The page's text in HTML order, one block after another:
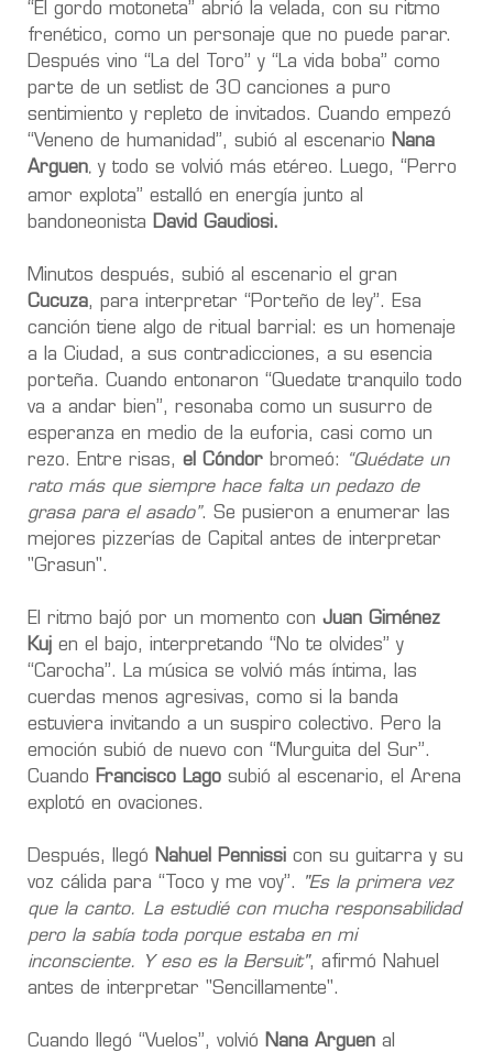
“El gordo motoneta” abrió la velada, con su ritmo
frenético, como un personaje que no puede parar.
Después vino “La del Toro” y “La vida boba” como
parte de un setlist de 30 canciones a puro
sentimiento y repleto de invitados. Cuando empezó
“Veneno de humanidad”, subió al escenario
Nana
Arguen, y todo se volvió más etéreo. Luego, “Perro
amor explota” estalló en energía junto al
bandoneonista David Gaudiosi.
Minutos después, subió al escenario el gran
Cucuza, para interpretar “Porteño de ley”. Esa
canción tiene algo de ritual barrial: es un homenaje
a la Ciudad, a sus contradicciones, a su esencia
porteña. Cuando entonaron “Quedate tranquilo todo
va a andar bien”, resonaba como un susurro de
esperanza en medio de la euforia, casi como un
rezo. Entre risas, el Cóndor bromeó:
“Quédate un
rato más que siempre hace falta un pedazo de
grasa para el asado”. Se pusieron a enumerar las
mejores pizzerías de Capital antes de interpretar
"Grasun".
El ritmo bajó por un momento con Juan Giménez
Kuj en el bajo, interpretando “No te olvides” y
“Carocha”. La música se volvió más íntima, las
cuerdas menos agresivas, como si la banda
estuviera invitando a un suspiro colectivo. Pero la
emoción subió de nuevo con “Murguita del Sur”.
Cuando Francisco Lago subió al escenario, el Arena
explotó en ovaciones.
Después, llegó Nahuel Pennissi con su guitarra y su
voz cálida para “Toco y me voy”.
"Es la primera vez
que la canto. La estudié con mucha responsabilidad
pero la sabía toda porque estaba en mi
inconsciente. Y eso es la Bersuit", afirmó Nahuel
antes de interpretar "Sencillamente".
Cuando llegó “Vuelos”, volvió Nana Arguen al